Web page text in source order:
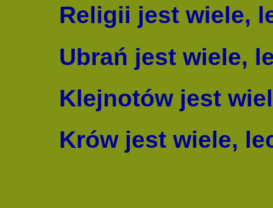
Religii jest wiele,
Ubrań jest wiele,
Klejnotów jest
Krów jest wiele,